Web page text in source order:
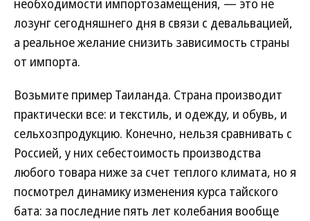
необходимости импортозамещения, — это не
лозунг сегодняшнего дня в связи с девальвацией,
а реальное желание снизить зависимость страны
от импорта.
Возьмите пример Таиланда. Страна производит
практически все: и текстиль, и одежду, и обувь, и
сельхозпродукцию. Конечно, нельзя сравнивать с
Россией, у них себестоимость производства
любого товара ниже за счет теплого климата, но я
посмотрел динамику изменения курса тайского
бата: за последние пять лет колебания вообще